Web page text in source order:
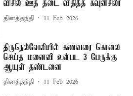
விசில் ஊத தடை விதித்த கவுன்சிலர்
தினத்தந்தி 11 Feb 2026
திருநெல்வேலியில் கணவரை கொலை
செய்த மனைவி உள்பட 3 பேருக்கு
ஆயுள் தண்டனை
தினத்தந்தி 11 Feb 2026